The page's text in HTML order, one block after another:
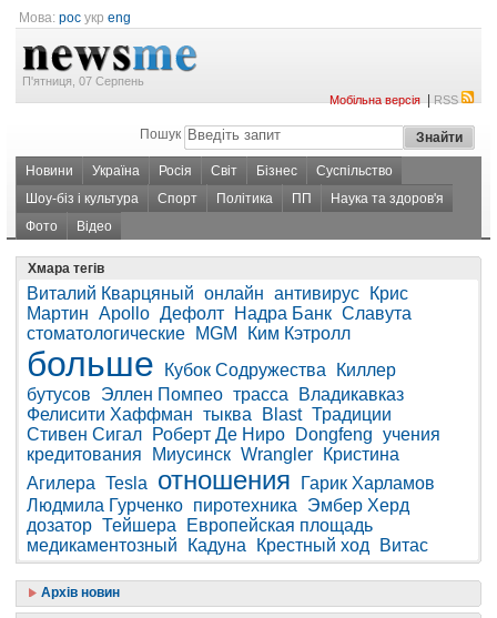
Мова: рос укр eng
П'ятниця, 07 Серпень
Мобільна версія|RSS
Пошук
Новини Україна Росія Світ Бізнес
Суспільство
Шоу-біз і культура
Спорт Політика ПП
Наука та здоров'я
Фото
Відео
Хмара тегів
Виталий Кварцяный онлайн антивирус
Крис
Мартин Apollo Дефолт Надра Банк Славута
стоматологические
MGM Ким Кэтролл
больше Кубок Содружества
Киллер
бутусов
Эллен Помпео трасса
Владикавказ
Фелисити Хаффман тыква Blast Традиции
Стивен Сигал
Роберт Де Ниро Dongfeng учения
кредитования
Миусинск Wrangler
Кристина
Агилера Tesla отношения
Гарик Харламов
Людмила Гурченко пиротехника
Эмбер Херд
дозатор Тейшера
Европейская площадь
медикаментозный
Кадуна Крестный ход Витас
Архів новин